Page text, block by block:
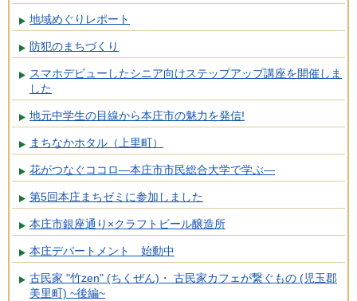
地域めぐりレポート
防犯のまちづくり
スマホデビューしたシニア向けステップアップ講座を開催しま
した
地元中学生の目線から本庄市の魅力を発信!
まちなかホタル（上里町）
花がつなぐココロ―本庄市市民総合大学で学ぶ―
第5回本庄まちゼミに参加しました
本庄市銀座通り×クラフトビール醸造所
本庄デパートメント 始動中
古民家 "竹zen" (ちくぜん)・ 古民家カフェが繋ぐもの (児玉郡
美里町) ~後編~